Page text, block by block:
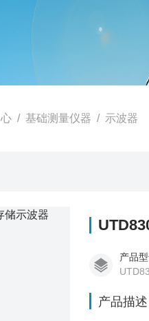
/ 基础测量仪器 / 示波器
产品
产品描述